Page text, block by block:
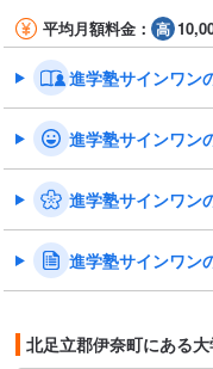
平均月額料金：
進学塾サインワン
進学塾サインワン
進学塾サインワン
進学塾サインワン
北足立郡伊奈町にある